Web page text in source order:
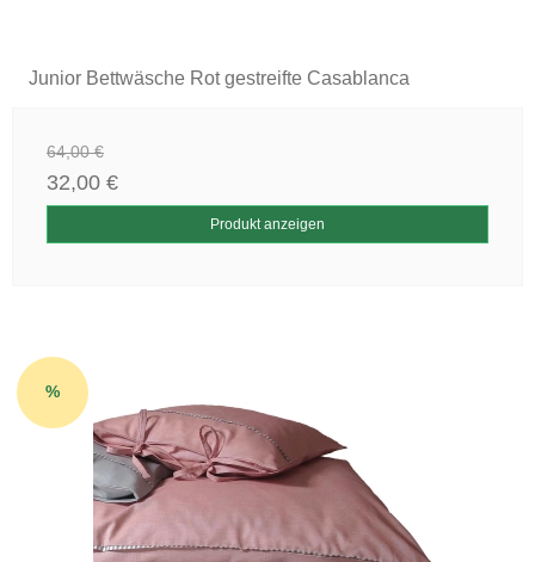
Junior Bettwäsche Rot gestreifte Casablanca
64,00 €
32,00 €
Produkt anzeigen
%